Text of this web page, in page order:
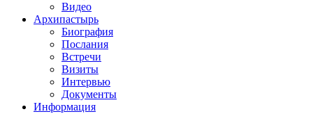
Видео
Архипастырь
Биография
Послания
Встречи
Визиты
Интервью
Документы
Информация